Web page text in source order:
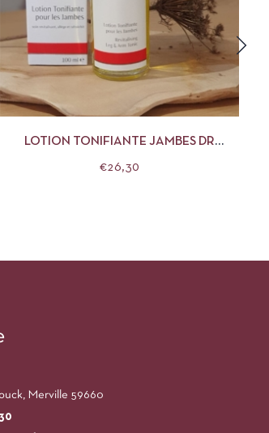
APERÇU AJOUTER AU PANIER
LOTION TONIFIANTE JAMBES DR
€26,30
Merville 59660